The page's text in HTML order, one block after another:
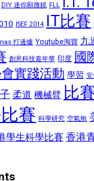
DIY 迷你顯微鏡 FLL
ISEF 2014 IT比賽
打邊爐 Youtube淘寶 九
創意科技嘉年華 印度 國
實踐活動 學習 安
柔道 機械臂 比
賽 科學研究 空氣炮
學生科學比賽 香港